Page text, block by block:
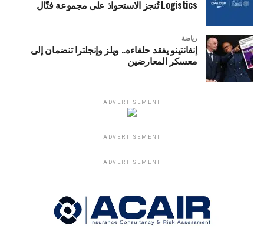
Logistics تُنجز الاستحواذ على مجموعة فتّال
رياضة
إنفانتينو يفقد حلفاءه.. ويلز وإنجلترا تنضمان إلى
معسكر المعارضين
ADVERTISEMENT
ADVERTISEMENT
ADVERTISEMENT